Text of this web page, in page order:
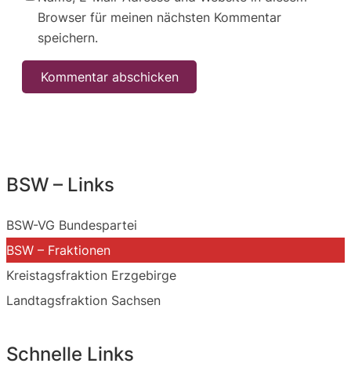
Browser für meinen nächsten Kommentar
speichern.
BSW – Links
BSW-VG Bundespartei
BSW – Fraktionen
Kreistagsfraktion Erzgebirge
Landtagsfraktion Sachsen
Schnelle Links